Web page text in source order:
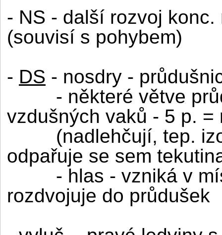
- NS - další rozvoj
(souvisí s pohybem)
- DS - nosdry -
- některé větve
vzdušných vaků - 5 p.
(nadlehčují, tep.
odpařuje se sem
- hlas - vzniká v
rozdvojuje do průdušek